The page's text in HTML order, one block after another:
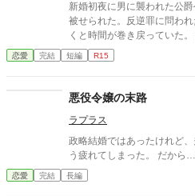
新婚初夜に男に襲われた公
被せられた。反逆罪に問わ
くと時間が巻き戻っていた。 あなたへの愛？ そんなものとう
に、砕け散ってしまいました
恋愛 完結 短編 R15
悪役令嬢の末路
ラプラス
政略結婚ではあったけれど
う疲れてしまった。 だから
恋愛 完結 長編